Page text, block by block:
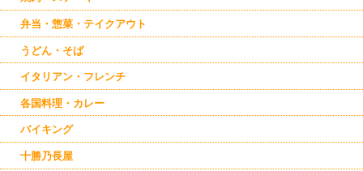
弁当・惣菜・テイクアウト
うどん・そば
イタリアン・フレンチ
各国料理・カレー
バイキング
十勝乃長屋